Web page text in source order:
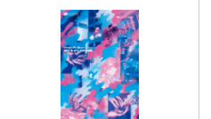
イリッシュ“ゴースト”ギャングエ
ンターテイメント！